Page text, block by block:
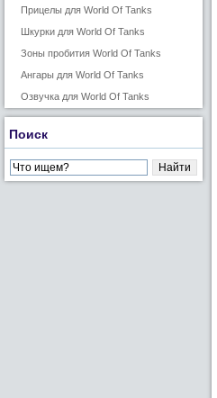
Прицелы для World Of Tanks
Шкурки для World Of Tanks
Зоны пробития World Of Tanks
Ангары для World Of Tanks
Озвучка для World Of Tanks
Поиск